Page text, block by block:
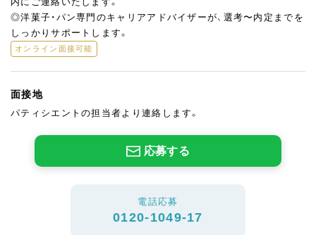
◎洋菓子・パン専門のキャリアアドバイザーが、選考〜内定までを
しっかりサポートします。
オンライン面接可能
面接地
パティシエントの担当者より連絡します。
応募する
電話応募
0120-1049-17